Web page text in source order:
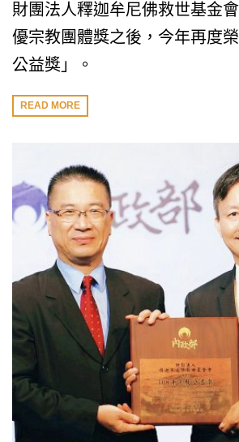
財團法人釋迦牟尼佛救世基金
優宗教團體獎之後，今年再度
公益獎」。
READ MORE